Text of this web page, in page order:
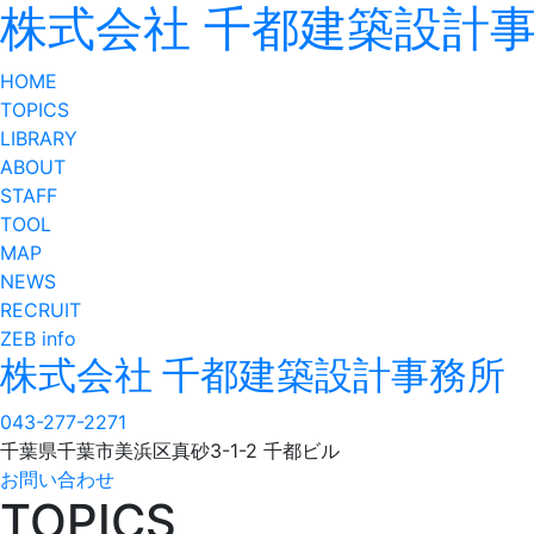
株式会社 千都建築設計
HOME
TOPICS
LIBRARY
ABOUT
STAFF
TOOL
MAP
NEWS
RECRUIT
ZEB info
株式会社 千都建築設計事務所
043-277-2271
千葉県千葉市美浜区真砂3-1-2 千都ビル
お問い合わせ
TOPICS